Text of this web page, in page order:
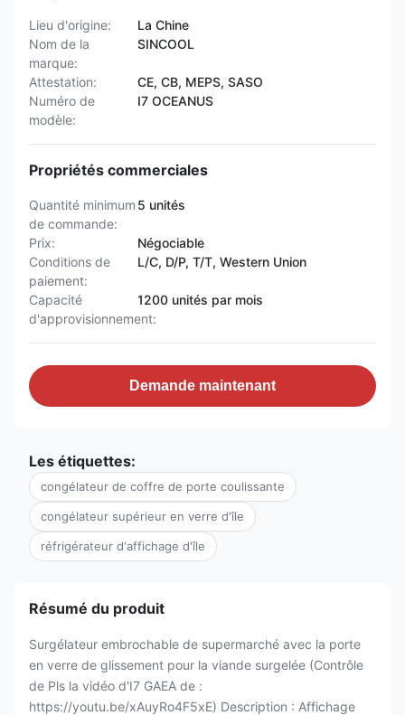
Lieu d'origine:
La Chine
Nom de la
marque:
SINCOOL
Attestation:
CE, CB, MEPS, SASO
Numéro de
modèle:
I7 OCEANUS
Propriétés commerciales
Quantité minimum
de commande:
5 unités
Prix:
Négociable
Conditions de
paiement:
L/C, D/P, T/T, Western Union
Capacité
d'approvisionnement:
1200 unités par mois
Demande maintenant
Les étiquettes:
congélateur de coffre de porte coulissante
congélateur supérieur en verre d'île
réfrigérateur d'affichage d'île
Résumé du produit
Surgélateur embrochable de supermarché avec la porte
en verre de glissement pour la viande surgelée (Contrôle
de Pls la vidéo d'I7 GAEA de :
https://youtu.be/xAuyRo4F5xE) Description : Affichage